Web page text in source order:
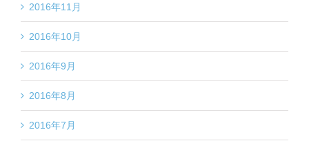
2016年11月
2016年10月
2016年9月
2016年8月
2016年7月